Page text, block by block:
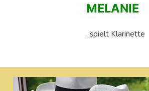
MELANIE
…spielt Klarinette